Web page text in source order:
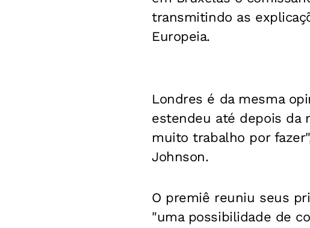
transmitindo as
Europeia.
Londres é da mesma
estendeu até depois da
muito trabalho por
Johnson.
O premiê reuniu seus
"uma possibilidade de